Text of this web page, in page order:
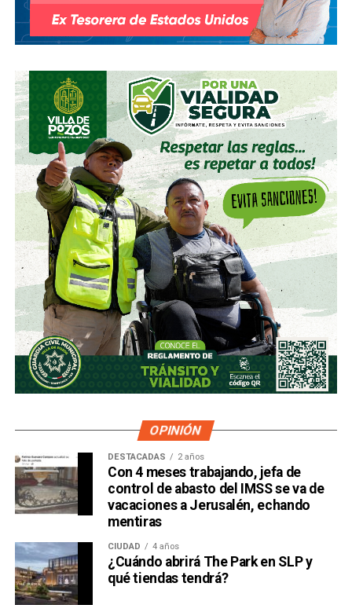
OPINIÓN
DESTACADAS 2 años
Con 4 meses trabajando, jefa de
control de abasto del IMSS se va de
vacaciones a Jerusalén, echando
mentiras
CIUDAD 4 años
¿Cuándo abrirá The Park en SLP y
qué tiendas tendrá?